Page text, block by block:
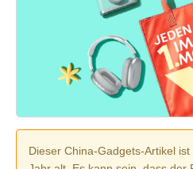
Dieser China-Gadgets-Artikel